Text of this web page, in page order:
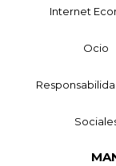
Internet
Ocio